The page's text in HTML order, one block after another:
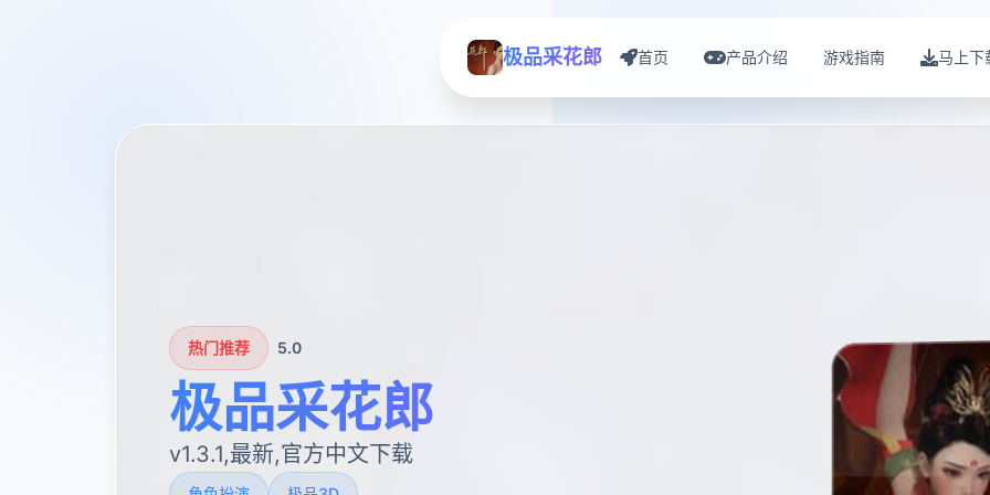
极品采花郎 首页 产品介绍 游戏指南 马上下
热门推荐 5.0
极品采花郎
v1.3.1,最新,官方中文下载